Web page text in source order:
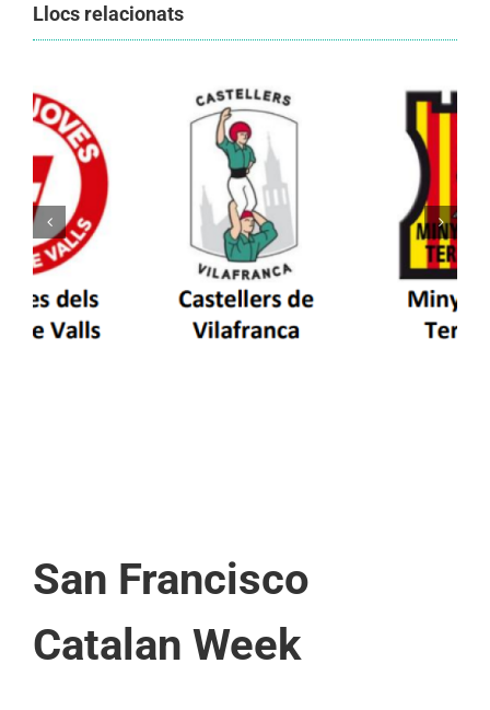
Llocs relacionats
Els Castellers de Vilafranca unieixen tradició i
patrimoni en un viatge de colla a la Vall
d’Aran i a la Vall de Boí
San Francisco
Catalan Week